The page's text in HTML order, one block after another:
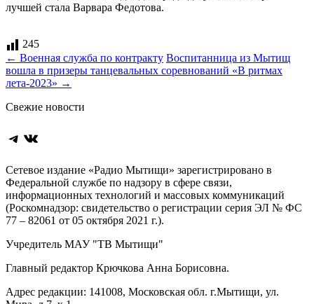
лучшей стала Варвара Федотова.
245
Навигация
по
← Военная служба по контракту Воспитанница из Мытищ
вошла в призеры танцевальных соревнований «В ритмах
лета-2023» →
Свежие новости
Telegram
ВКонтакте
Сетевое издание «Радио Мытищи» зарегистрировано в
Федеральной службе по надзору в сфере связи,
информационных технологий и массовых коммуникаций
(Роскомнадзор: свидетельство о регистрации серия ЭЛ № ФС
77 – 82061 от 05 октября 2021 г.).
Учредитель МАУ "ТВ Мытищи"
Главный редактор Крючкова Анна Борисовна.
Адрес редакции: 141008, Московская обл. г.Мытищи, ул.